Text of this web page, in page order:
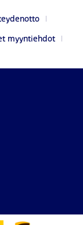
myyntiehdot